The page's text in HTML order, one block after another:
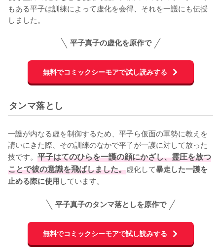
もある平子は訓練によって虚化を会得、それを一護にも伝授
しました。
平子真子の虚化を原作で
無料でコミックシーモアで試し読みする
タンマ落とし
一護が内なる虚を制御するため、平子ら仮面の軍勢に教えを
請いにきた際、その訓練のなかで平子が一護に対して放った
技です。 平子はてのひらを一護の顔にかざし、霊圧を放つ
ことで彼の意識を飛ばしました。虚化して暴走した一護を
止める際に使用しています。
平子真子のタンマ落としを原作で
無料でコミックシーモアで試し読みする